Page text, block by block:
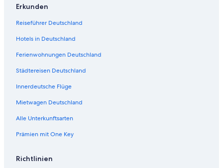
f
e
t
:
W
i
o
o
W
o
y
Erkunden
Reiseführer Deutschland
Hotels in Deutschland
Ferienwohnungen Deutschland
Städtereisen Deutschland
Innerdeutsche Flüge
Mietwagen Deutschland
Alle Unterkunftsarten
Prämien mit One Key
Richtlinien